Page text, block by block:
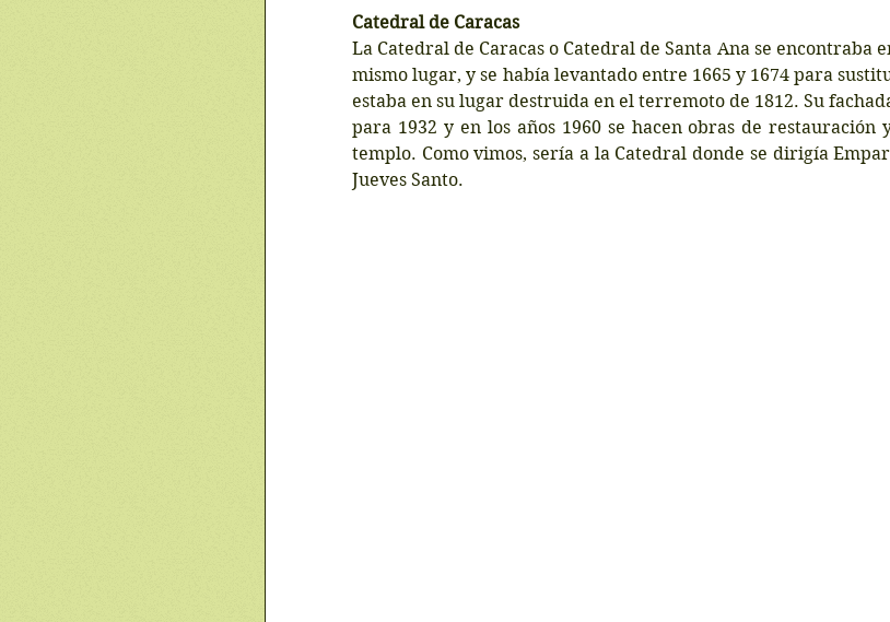
Catedral de Caracas
La Catedral de Caracas o Catedral de Santa Ana se encontraba
mismo lugar, y se había levantado entre 1665 y 1674 para
estaba en su lugar destruida en el terremoto de 1812. Su
para 1932 y en los años 1960 se hacen obras de
templo. Como vimos, sería a la Catedral donde se dirigía
Jueves Santo.